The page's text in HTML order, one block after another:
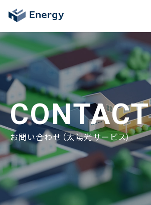
CONTACT
お問い合わせ（太陽光サービス）